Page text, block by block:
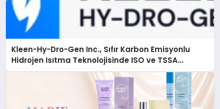
Kleen-Hy-Dro-Gen Inc., Sıfır Karbon Emisyonlu
Hidrojen Isıtma Teknolojisinde ISO ve TSSA
Düzenleyici Onaylarını Aldı